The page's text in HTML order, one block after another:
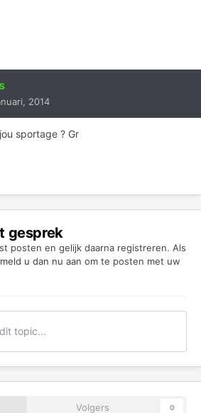
2014
sportage ? Gr
gesprek
posten en gelijk daarna registreren. Als
meld u dan nu aan om te posten met uw
topic...
Volgers 0